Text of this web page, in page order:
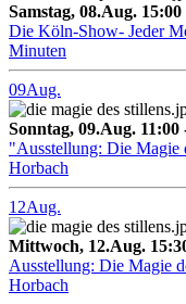
Samstag, 08.Aug.
Die Köln-Show- Jeder
Minuten
09Aug.
Sonntag, 09.Aug.
"Ausstellung: Die Magie
Horbach
12Aug.
Mittwoch, 12.Aug.
Ausstellung: Die Magie
Horbach